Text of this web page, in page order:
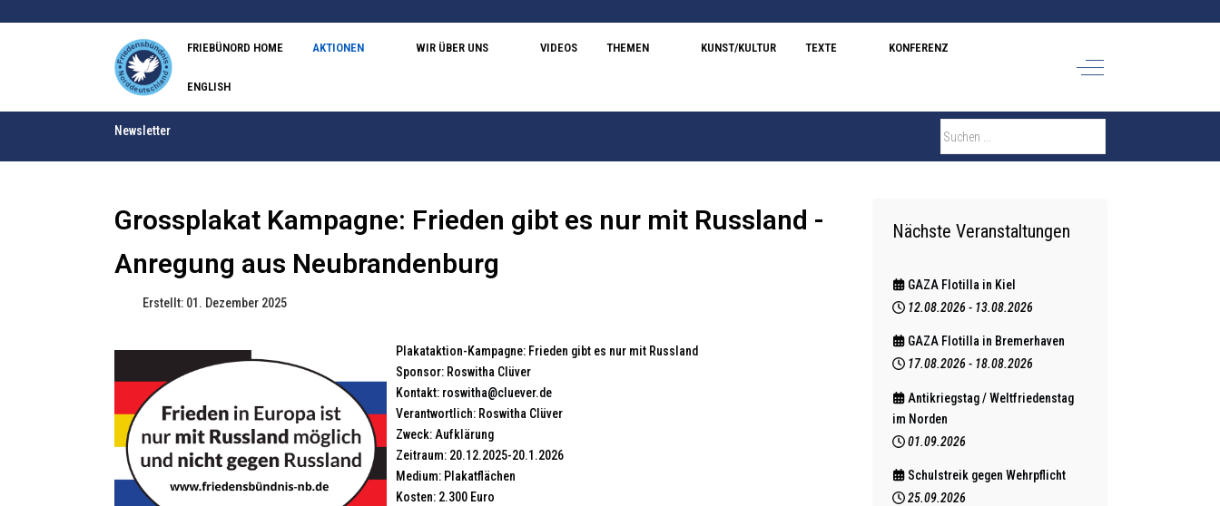
FRIEBÜNORD HOME AKTIONEN WIR ÜBER UNS VIDEOS THEMEN KUNST/KULTUR TEXTE KONFERENZ
ENGLISH
Off-Canvas Toggle
Newsletter
Grossplakat Kampagne: Frieden gibt es nur mit Russland -
Anregung aus Neubrandenburg
Erstellt: 01. Dezember 2025
Plakataktion-Kampagne: Frieden gibt es nur mit Russland
Sponsor: Roswitha Clüver
Kontakt: roswitha@cluever.de
Verantwortlich: Roswitha Clüver
Zweck: Aufklärung
Zeitraum: 20.12.2025-20.1.2026
Medium: Plakatflächen
Kosten: 2.300 Euro
Nächste Veranstaltungen
GAZA Flotilla in Kiel
12.08.2026 - 13.08.2026
GAZA Flotilla in Bremerhaven
17.08.2026 - 18.08.2026
Antikriegstag / Weltfriedenstag
im Norden
01.09.2026
Schulstreik gegen Wehrpflicht
25.09.2026